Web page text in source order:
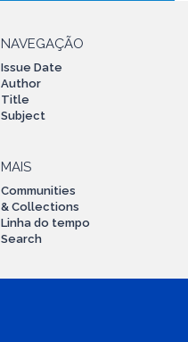
NAVEGAÇÃO
Issue Date
Author
Title
Subject
MAIS
Communities
& Collections
Linha do tempo
Search